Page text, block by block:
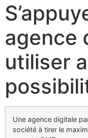
agence
utiliser
Une agence digitale
société à tirer le